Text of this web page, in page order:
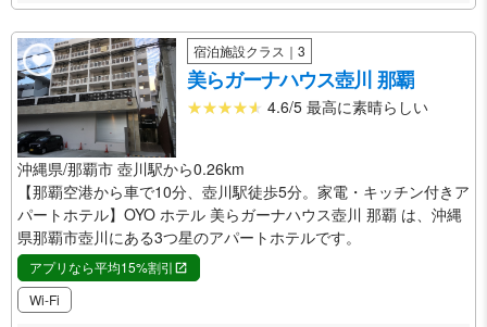
宿泊施設クラス｜3
美らガーナハウス壺川 那覇
4.6/5 最高に素晴らしい
沖縄県/那覇市 壺川駅から0.26km
【那覇空港から車で10分、壺川駅徒歩5分。家電・キッチン付きア
パートホテル】OYO ホテル 美らガーナハウス壺川 那覇 は、沖縄
県那覇市壺川にある3つ星のアパートホテルです。
アプリなら平均15%割引
Wi-Fi